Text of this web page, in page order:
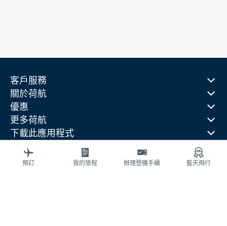
客戶服務
關於荷航
優惠
更多荷航
下載此應用程式
相關網站
旅行指南
預訂 我的旅程 辦理登機手續 藍天飛行